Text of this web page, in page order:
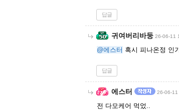
답글
귀여버리바둥 26-06-11
@에스터 혹시 피나온정 인
답글
에스터 26-06-11
전 다모케어 먹었..